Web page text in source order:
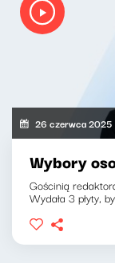
26 czerwca 2025
Wybory
Gościnią
Wydała 3 płyty,